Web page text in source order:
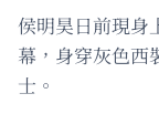
侯明昊日前現身
幕，身穿灰色西
士。